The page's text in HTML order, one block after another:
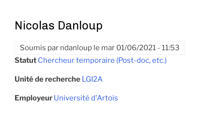
Nicolas Danloup
Soumis par ndanloup le mar 01/06/2021 - 11:53
Statut Chercheur temporaire (Post-doc, etc.)
Unité de recherche LGI2A
Employeur Université d'Artois